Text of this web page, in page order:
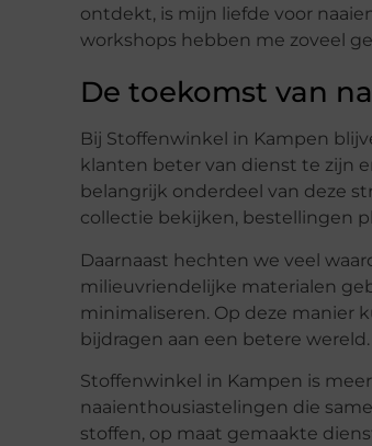
ontdekt, is mijn liefde voor
workshops hebben me zoveel
De toekomst van
Bij Stoffenwinkel in Kampen
klanten beter van dienst te zijn
belangrijk onderdeel van deze
collectie bekijken, bestellingen
Daarnaast hechten we veel
milieuvriendelijke materialen
minimaliseren. Op deze manier
bijdragen aan een betere wereld.
Stoffenwinkel in Kampen is
naaienthousiastelingen die
stoffen, op maat gemaakte